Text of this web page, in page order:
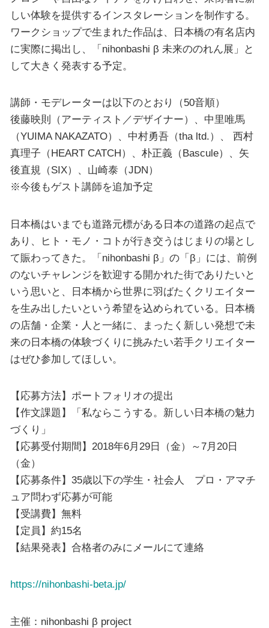
しい体験を提供するインスタレーションを制作する。
ワークショップで生まれた作品は、日本橋の有名店内
に実際に掲出し、「nihonbashi β 未来ののれん展」と
して大きく発表する予定。
講師・モデレーターは以下のとおり（50音順）
後藤映則（アーティスト／デザイナー）、中里唯馬
（YUIMA NAKAZATO）、中村勇吾（tha ltd.）、 西村
真理子（HEART CATCH）、朴正義（Bascule）、矢
後直規（SIX）、山崎泰（JDN）
※今後もゲスト講師を追加予定
日本橋はいまでも道路元標がある日本の道路の起点で
あり、ヒト・モノ・コトが行き交うはじまりの場とし
て賑わってきた。「nihonbashi β」の「β」には、前例
のないチャレンジを歓迎する開かれた街でありたいと
いう思いと、日本橋から世界に羽ばたくクリエイター
を生み出したいという希望を込められている。日本橋
の店舗・企業・人と一緒に、まったく新しい発想で未
来の日本橋の体験づくりに挑みたい若手クリエイター
はぜひ参加してほしい。
【応募方法】ポートフォリオの提出
【作文課題】「私ならこうする。新しい日本橋の魅力
づくり」
【応募受付期間】2018年6月29日（金）～7月20日
（金）
【応募条件】35歳以下の学生・社会人 プロ・アマチ
ュア問わず応募が可能
【受講費】無料
【定員】約15名
【結果発表】合格者のみにメールにて連絡
https://nihonbashi-beta.jp/
主催：nihonbashi β project